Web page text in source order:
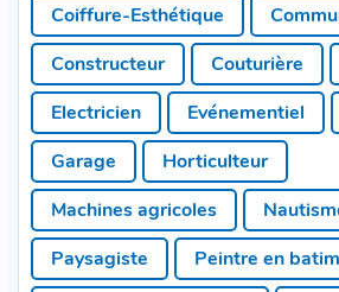
Coiffure-Esthétique
Constructeur
Couturière
Electricien
Evénementiel
Garage
Horticulteur
Machines agricoles
Paysagiste
Peintre en